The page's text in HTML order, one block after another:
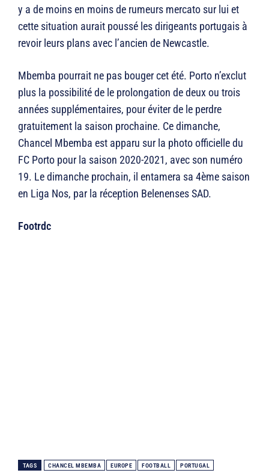
y a de moins en moins de rumeurs mercato sur lui et
cette situation aurait poussé les dirigeants portugais à
revoir leurs plans avec l’ancien de Newcastle.
Mbemba pourrait ne pas bouger cet été. Porto n’exclut
plus la possibilité de le prolongation de deux ou trois
années supplémentaires, pour éviter de le perdre
gratuitement la saison prochaine. Ce dimanche,
Chancel Mbemba est apparu sur la photo officielle du
FC Porto pour la saison 2020-2021, avec son numéro
19. Le dimanche prochain, il entamera sa 4ème saison
en Liga Nos, par la réception Belenenses SAD.
Footrdc
TAGS CHANCEL MBEMBA EUROPE FOOTBALL PORTUGAL